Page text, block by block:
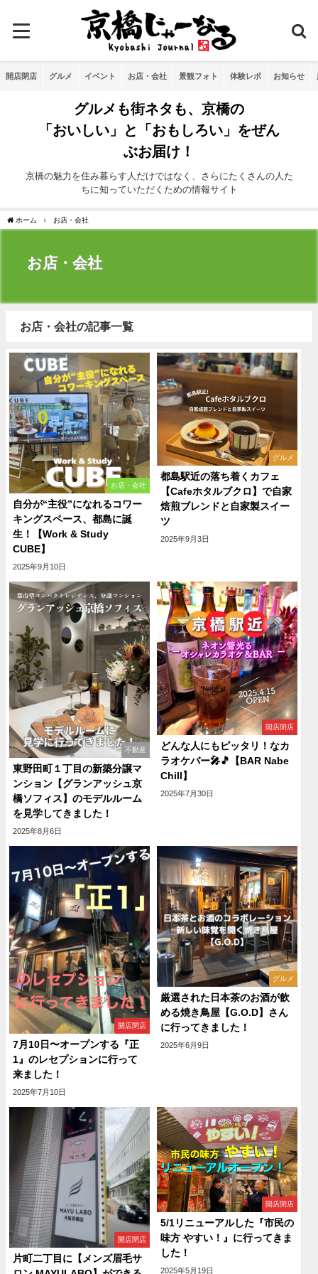
開店閉店 グルメ イベント お店・会社 景観フォト 体験レポ お知らせ
グルメも街ネタも、京橋の
「おいしい」と「おもしろい」をぜん
ぶお届け！
京橋の魅力を住み暮らす人だけではなく、さらにたくさんの人た
ちに知っていただくための情報サイト
ホーム お店・会社
お店・会社
お店・会社の記事一覧
お店・会社
自分が“主役”になれるコワー
キングスペース、都島に誕
生！【Work & Study
CUBE】
2025年9月10日
グルメ
都島駅近の落ち着くカフェ
【Cafeホタルブクロ】で自家
焙煎ブレンドと自家製スイー
ツ
2025年9月3日
不動産
東野田町１丁目の新築分譲マ
ンション【グランアッシュ京
橋ソフィス】のモデルルーム
を見学してきました！
2025年8月6日
開店閉店
どんな人にもピッタリ！なカ
ラオケバー🎤🎵【BAR Nabe
Chill】
2025年7月30日
開店閉店
7月10日〜オープンする『正
1』のレセプションに行って
来ました！
2025年7月10日
グルメ
厳選された日本茶のお酒が飲
める焼き鳥屋【G.O.D】さん
に行ってきました！
2025年6月9日
開店閉店
片町二丁目に【メンズ眉毛サ
開店閉店
5/1リニューアルした『市民の
味方 やすい！』に行ってきま
した！
2025年5月19日